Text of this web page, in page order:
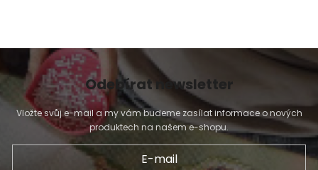
Odebírat newsletter
Vložte svůj e-mail a my vám budeme zasílat informace o nových
produktech na našem e-shopu.
E-mail